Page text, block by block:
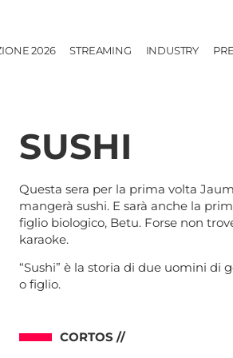
2026 STREAMING INDUSTRY
SUSHI
Questa sera per la prima volta
mangerà sushi. E sarà anche la
figlio biologico, Betu. Forse non
karaoke.
“Sushi” è la storia di due uomini di
o figlio.
CORTOS //